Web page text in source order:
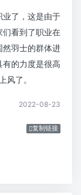
业了，这是由于
们看到了职业在
然羽士的群体进
的力度是很高
风了。
2022-08-23
复制链接